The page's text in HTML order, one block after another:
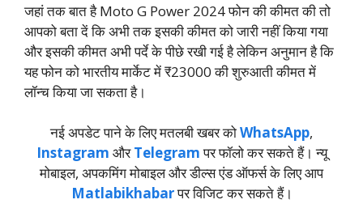
जहां तक बात है Moto G Power 2024 फोन की कीमत की तो
आपको बता दें कि अभी तक इसकी कीमत को जारी नहीं किया गया
और इसकी कीमत अभी पर्दे के पीछे रखी गई है लेकिन अनुमान है कि
यह फोन को भारतीय मार्केट में ₹23000 की शुरुआती कीमत में
लॉन्च किया जा सकता है।
नई अपडेट पाने के लिए मतलबी खबर कोWhatsApp,
Instagram औरTelegramपर फॉलो कर सकते हैं। न्‍यू
मोबाइल, अपकमिंग मोबाइल और डील्‍स एंड ऑफर्स के लिए आप
Matlabikhabarपर विजिट कर सकते हैं।